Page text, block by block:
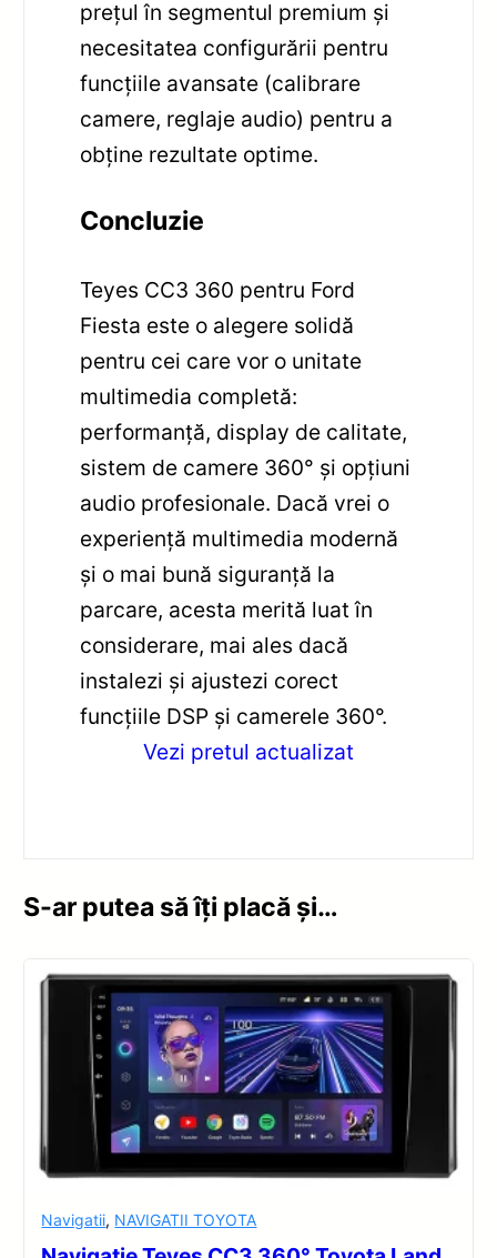
prețul în segmentul premium și
necesitatea configurării pentru
funcțiile avansate (calibrare
camere, reglaje audio) pentru a
obține rezultate optime.
Concluzie
Teyes CC3 360 pentru Ford
Fiesta este o alegere solidă
pentru cei care vor o unitate
multimedia completă:
performanță, display de calitate,
sistem de camere 360° și opțiuni
audio profesionale. Dacă vrei o
experiență multimedia modernă
și o mai bună siguranță la
parcare, acesta merită luat în
considerare, mai ales dacă
instalezi și ajustezi corect
funcțiile DSP și camerele 360°.
Vezi pretul actualizat
S-ar putea să îți placă și…
Navigatii, NAVIGATII TOYOTA